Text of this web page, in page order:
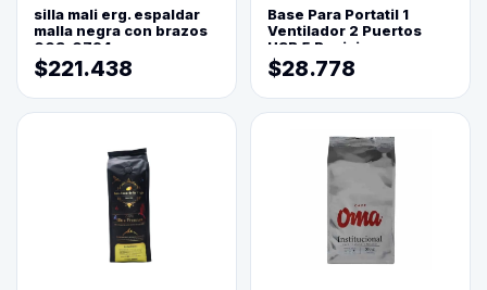
silla mali erg. espaldar
malla negra con brazos
003-0794
$221.438
Base Para Portatil 1
Ventilador 2 Puertos
USB 5 Posiciones
$28.778